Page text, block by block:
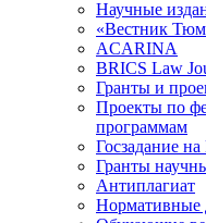
Научные
«Вестник
ACARINA
BRICS Law
Гранты и
Проекты по
программам
Госзадание
Гранты
Антиплагиат
Нормативные